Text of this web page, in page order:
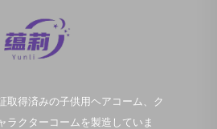
取得済みの子供用ヘアコーム、ク
ラクターコームを製造していま